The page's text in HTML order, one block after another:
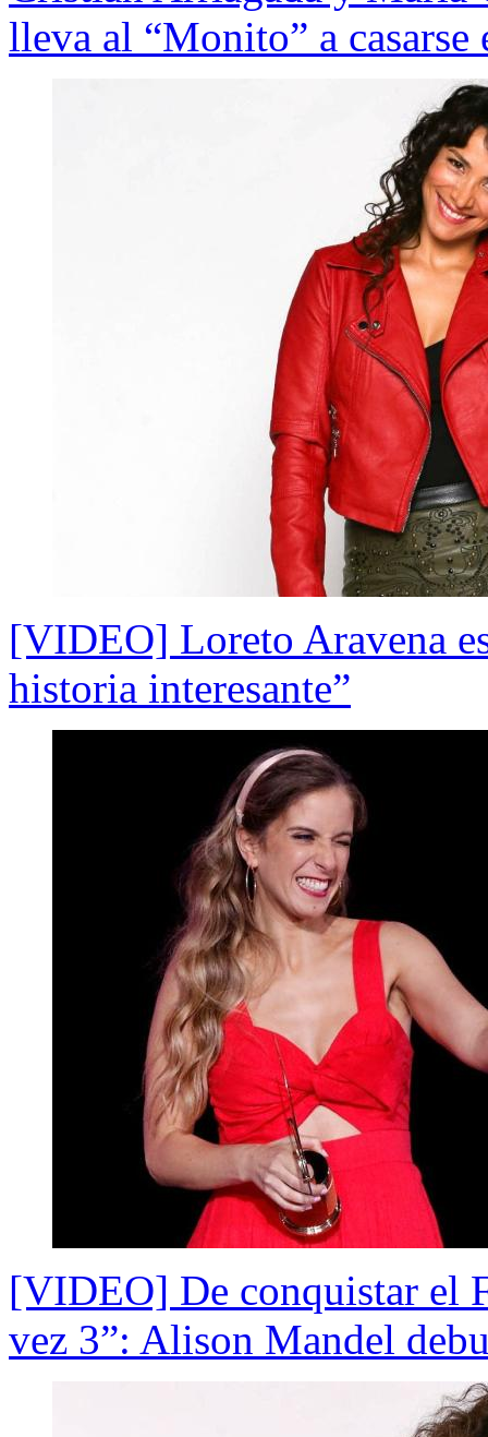
lleva al “Monito” a casarse
[VIDEO] Loreto Aravena
historia interesante”
[VIDEO] De conquistar el
vez 3”: Alison Mandel